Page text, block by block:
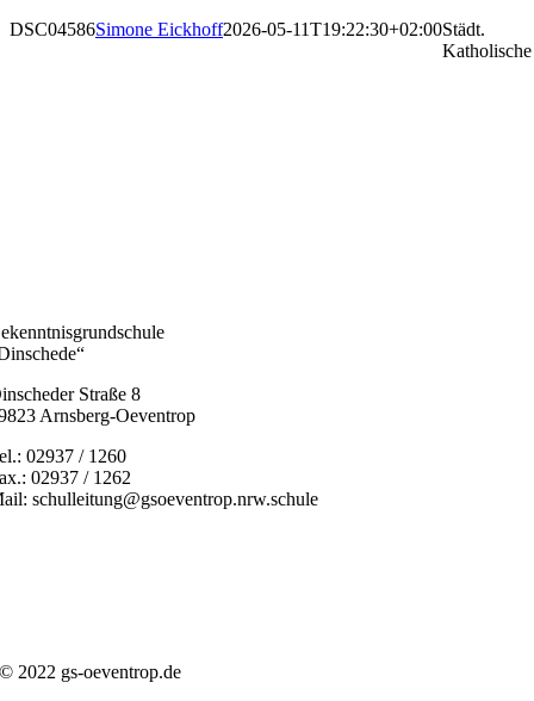
DSC04586Simone Eickhoff2026-05-11T19:22:30+02:00Städt.
Katholische
Straße 8
Arnsberg-Oeventrop
02937 / 1260
02937 / 1262
schulleitung@gsoeventrop.nrw.schule
© 2022 gs-oeventrop.de